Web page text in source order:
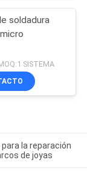
soldadura
SISTEMA
la reparación
de joyas